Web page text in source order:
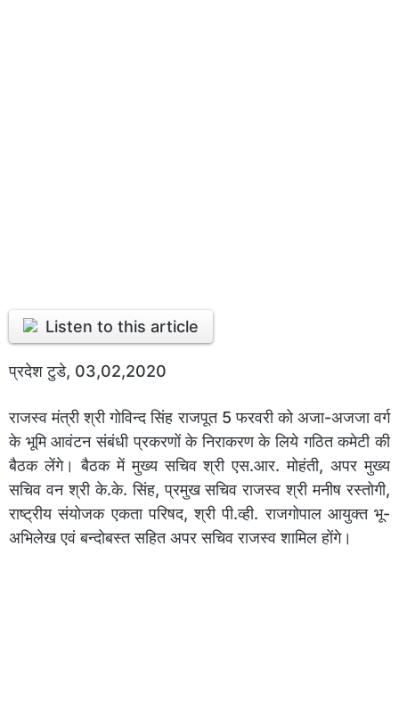
Listen to this article
प्रदेश टुडे, 03,02,2020
राजस्व मंत्री श्री गोविन्द सिंह राजपूत 5 फरवरी को अजा-अजजा वर्ग
के भूमि आवंटन संबंधी प्रकरणों के निराकरण के लिये गठित कमेटी की
बैठक लेंगे। बैठक में मुख्य सचिव श्री एस.आर. मोहंती, अपर मुख्य
सचिव वन श्री के.के. सिंह, प्रमुख सचिव राजस्व श्री मनीष रस्तोगी,
राष्ट्रीय संयोजक एकता परिषद, श्री पी.व्ही. राजगोपाल आयुक्त भू-
अभिलेख एवं बन्दोबस्त सहित अपर सचिव राजस्व शामिल होंगे।